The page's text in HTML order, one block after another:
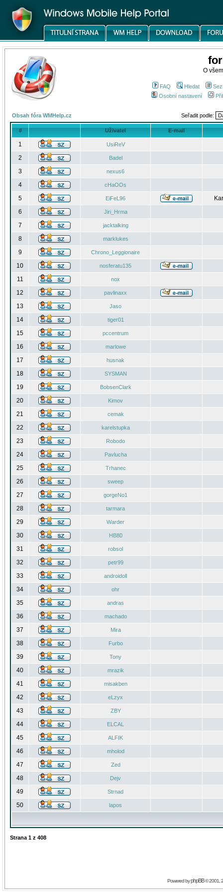
O
FAQ Hledat
Osobní nastavení
Obsah fóra WMHelp.cz Seřadit podle:
# Uživatel E-mail
1 UsiReV
2 Badel
3 nexus6
4 cHaOOs
5 EiFeL96
6
Jiri_Hrma
7 jacktalking
8 marklukes
9 Chrono_Leggionaire
10 nosferatu135
11 nox
12 pavlinaxx
13 Jaso
14 tiger01
15 pccentrum
16 marlowe
17 husnak
18 SYSMAN
19 BobsenClark
20 Kimov
21 cemak
22 karelstupka
23 Robodo
24 Pavlucha
25 Trhanec
26 sweep
27 gorgeNo1
28 tarmara
29 Warder
30 HB80
31 robsol
32 petr99
33 androidoll
34 ohr
35 andras
36 machado
37 Mira
38 Furbo
39 Tony
40 mrazik
41 misakben
42 eLzyx
43 ZBY
44 ELCAL
45 ALFIK
46 mholod
47 Zed
48 Dejv
49 Strnad
50 lapos
Strana 1 z 408
Powered byphpBB© 2001,